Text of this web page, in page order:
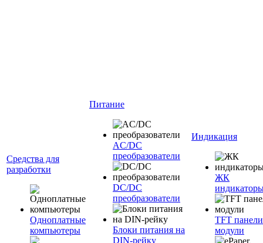
Средства для
разработки
Одноплатные
компьютеры
Питание
AC/DC
преобразователи
DC/DC
преобразователи
Блоки питания на
DIN-рейку
Индикация
ЖК
TFT
модули